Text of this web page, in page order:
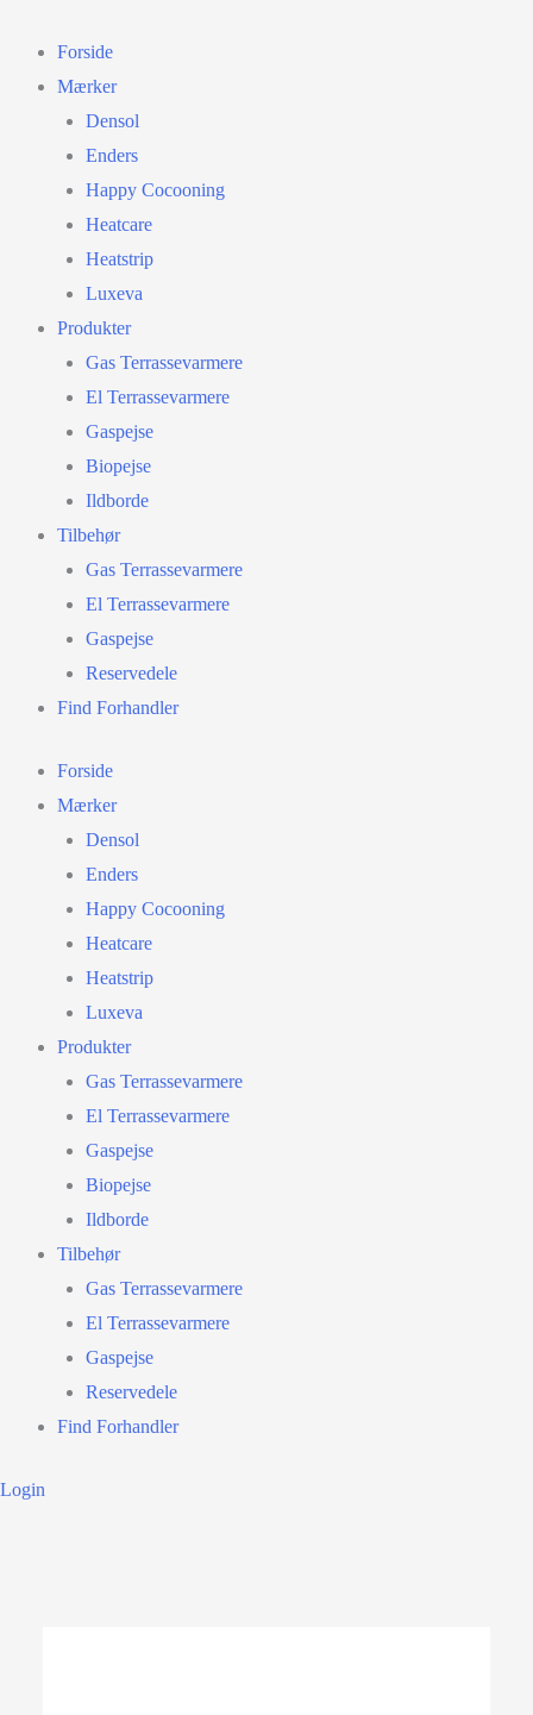
indholdet
Forside
Mærker
Densol
Enders
Happy Cocooning
Heatcare
Heatstrip
Luxeva
Produkter
Gas Terrassevarmere
El Terrassevarmere
Gaspejse
Biopejse
Ildborde
Tilbehør
Gas Terrassevarmere
El Terrassevarmere
Gaspejse
Reservedele
Find Forhandler
Forside
Mærker
Densol
Enders
Happy Cocooning
Heatcare
Heatstrip
Luxeva
Produkter
Gas Terrassevarmere
El Terrassevarmere
Gaspejse
Biopejse
Ildborde
Tilbehør
Gas Terrassevarmere
El Terrassevarmere
Gaspejse
Reservedele
Find Forhandler
Login